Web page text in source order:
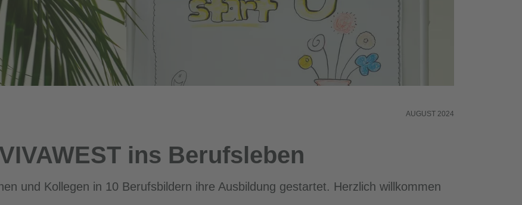
AUGUST 2024
ins Berufsleben
und Kollegen in 10 Berufsbildern ihre Ausbildung gestartet. Herzlich willkommen